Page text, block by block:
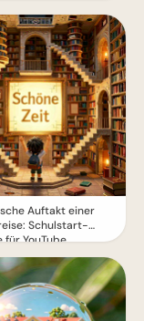
Auftakt einer
Schulstart-
für YouTube